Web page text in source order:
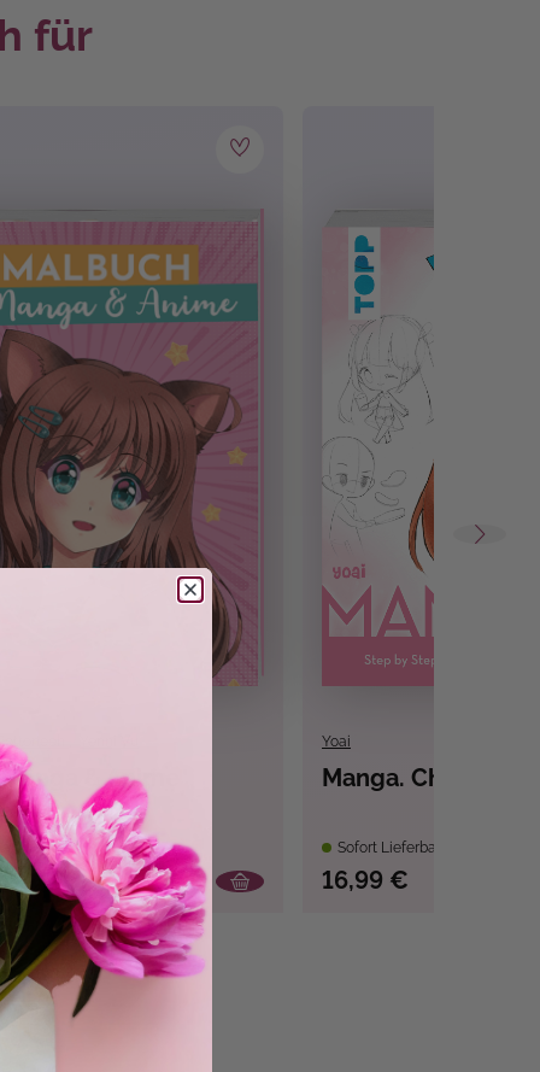
für
& Anime
Yoai
Manga. Chibi
Sofort Lieferbar
16,99 €